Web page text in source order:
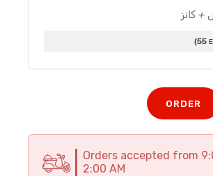
كانز
55
)
ORDER
Orders accepted from
2:00 AM